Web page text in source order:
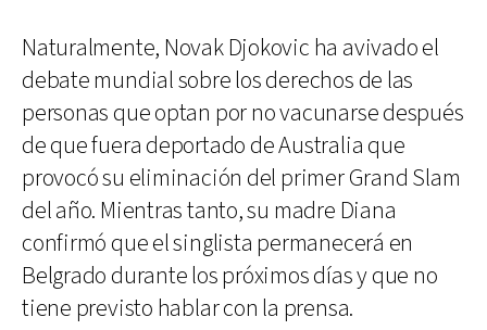
Naturalmente, Novak Djokovic ha avivado el
debate mundial sobre los derechos de las
personas que optan por no vacunarse después
de que fuera deportado de Australia que
provocó su eliminación del primer Grand Slam
del año. Mientras tanto, su madre Diana
confirmó que el singlista permanecerá en
Belgrado durante los próximos días y que no
tiene previsto hablar con la prensa.